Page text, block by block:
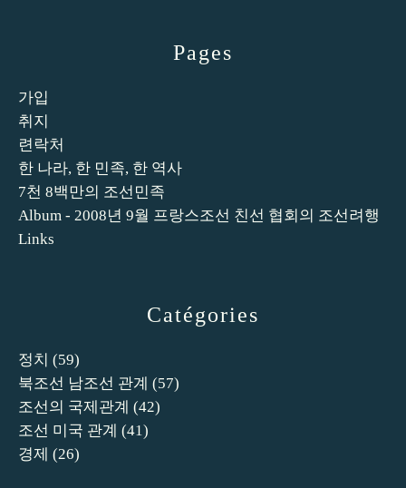
Catégories
정치 (59)
북조선 남조선 관계 (57)
조선의 국제관계 (42)
조선 미국 관계 (41)
경제 (26)
Pages
가입
취지
련락처
한 나라, 한 민족, 한 역사
7천 8백만의 조선민족
Album - 2008년 9월 프랑스조선 친선 협회의 조선려행
Links